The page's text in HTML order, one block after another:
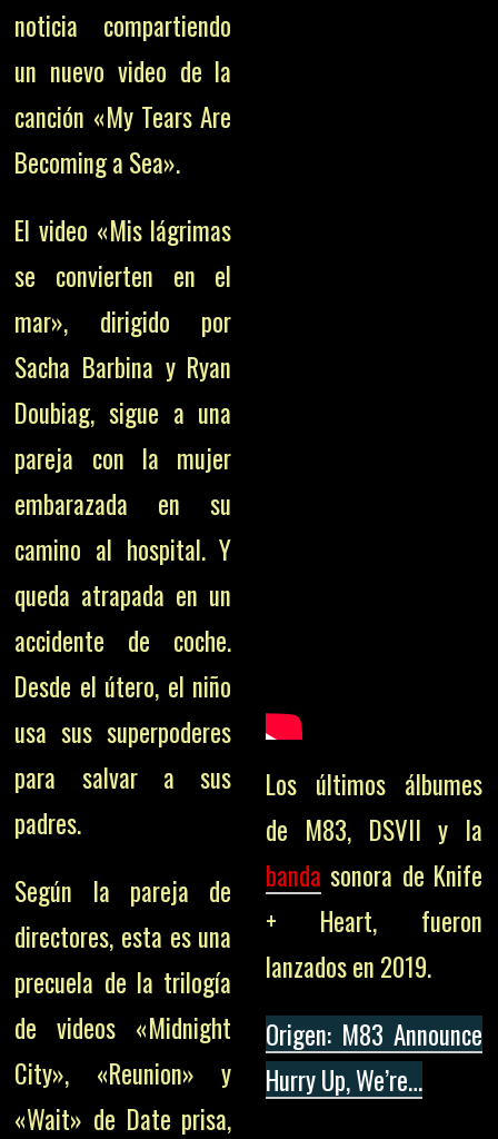
noticia compartiendo
un nuevo video de la
canción «My Tears Are
Becoming a Sea».
El video «Mis lágrimas
se convierten en el
mar», dirigido por
Sacha Barbina y Ryan
Doubiag, sigue a una
pareja con la mujer
embarazada en su
camino al hospital. Y
queda atrapada en un
accidente de coche.
Desde el útero, el niño
usa sus superpoderes
para salvar a sus
padres.
Según la pareja de
directores, esta es una
precuela de la trilogía
de videos «Midnight
City», «Reunion» y
«Wait» de Date prisa,
Los últimos álbumes
de M83, DSVII y la
banda sonora de Knife
+ Heart, fueron
lanzados en 2019.
Origen: M83 Announce
Hurry Up, We’re…